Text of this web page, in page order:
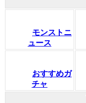
モンストニ
ュース
おすすめガ
チャ